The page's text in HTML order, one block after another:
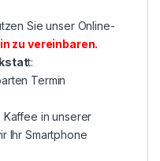
Sie unser Online-
zu vereinbaren.
t:
Termin
Kaffee in unserer
Ihr Smartphone